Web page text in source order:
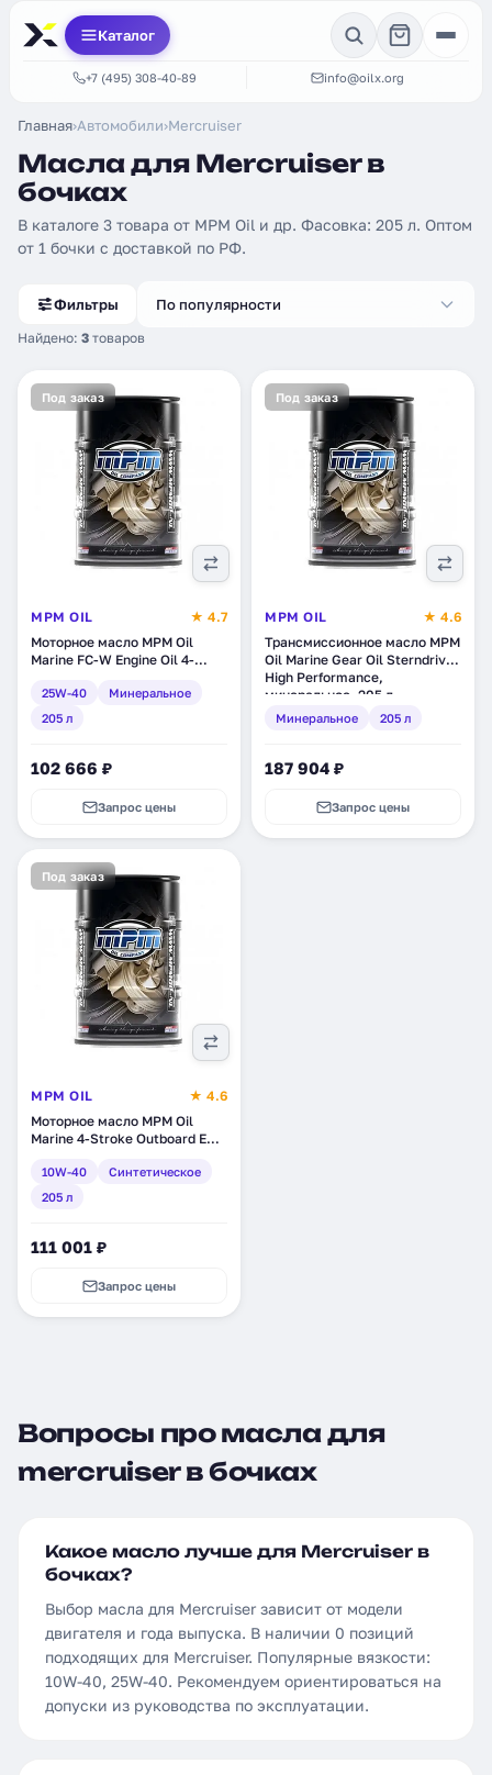
Каталог
+7 (495) 308-40-89 info@oilx.org
Главная›Автомобили›Mercruiser
Масла для Mercruiser в
бочках
В каталоге 3 товара от MPM Oil и др. Фасовка: 205 л. Оптом
от 1 бочки с доставкой по РФ.
Фильтры
Найдено: 3 товаров
По популярности
Под заказ
MPM OIL
★ 4.7
Моторное масло MPM Oil
Marine FC-W Engine Oil 4-
минеральное, 205 л
(BL022205)
25W-40
Минеральное
205 л
102 666 ₽
Запрос цены
Под заказ
MPM OIL
★ 4.6
Трансмиссионное масло MPM
Oil Marine Gear Oil Sterndrive
High Performance,
минеральное, 205 л
(BL052205)
Минеральное 205 л
187 904 ₽
Запрос цены
Под заказ
MPM OIL
★ 4.6
Моторное масло MPM Oil
Marine 4-Stroke Outboard EHP
л (BL021205)
10W-40
Синтетическое
205 л
111 001 ₽
Запрос цены
Вопросы про масла для
mercruiser в бочках
Какое масло лучше для Mercruiser в
бочках?
Выбор масла для Mercruiser зависит от модели
двигателя и года выпуска. В наличии 0 позиций
подходящих для Mercruiser. Популярные вязкости:
10W-40, 25W-40. Рекомендуем ориентироваться на
допуски из руководства по эксплуатации.